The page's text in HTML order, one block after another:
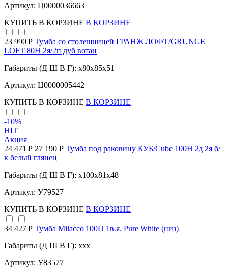
Артикул: Ц0000036663
КУПИТЬ В КОРЗИНЕ В КОРЗИНЕ
23 990 Р Тумба со столешницей ГРАНЖ ЛОФТ/GRUNGE
LOFT 80Н 2я/2п дуб вотан
Габариты (Д Ш В Г): x80x85x51
Артикул: Ц0000005442
КУПИТЬ В КОРЗИНЕ В КОРЗИНЕ
-10%
HIT
Акция
24 471 Р 27 190 Р Тумба под раковину КУБ/Cube 100Н 2д 2я б/
к белый глянец
Габариты (Д Ш В Г): x100x81x48
Артикул: У79527
КУПИТЬ В КОРЗИНЕ В КОРЗИНЕ
34 427 Р Тумба Milacco 100П 1в.я. Pure White (низ)
Габариты (Д Ш В Г): xxx
Артикул: У83577